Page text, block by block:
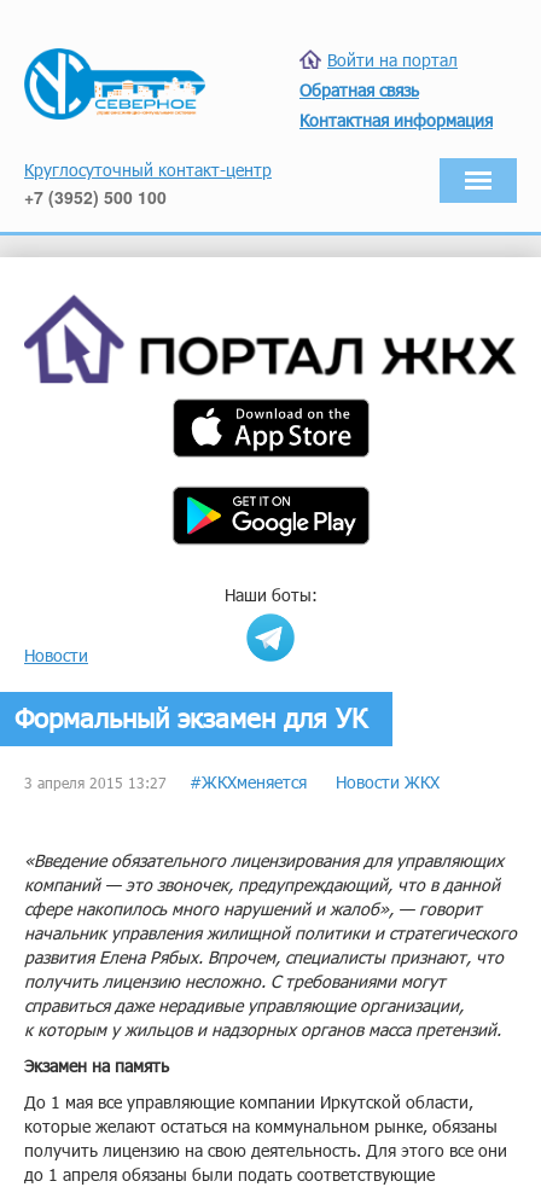
Войти на портал
Обратная связь
Контактная информация
Круглосуточный контакт-центр
+7 (3952) 500 100
Наши боты:
Новости
Формальный экзамен для УК
3 апреля 2015 13:27 #ЖКХменяется Новости ЖКХ
«Введение обязательного лицензирования для управляющих
компаний — это звоночек, предупреждающий, что в данной
сфере накопилось много нарушений и жалоб», — говорит
начальник управления жилищной политики и стратегического
развития Елена Рябых. Впрочем, специалисты признают, что
получить лицензию несложно. С требованиями могут
справиться даже нерадивые управляющие организации,
к которым у жильцов и надзорных органов масса претензий.
Экзамен на память
До 1 мая все управляющие компании Иркутской области,
которые желают остаться на коммунальном рынке, обязаны
получить лицензию на свою деятельность. Для этого все они
до 1 апреля обязаны были подать соответствующие